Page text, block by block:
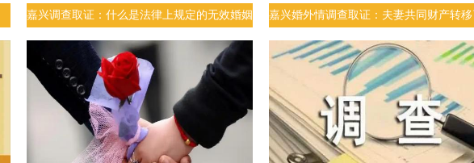
嘉兴调查取证：什么是法律上规定的无效婚姻
嘉兴婚外情调查取证：夫妻共同财产转移
么办